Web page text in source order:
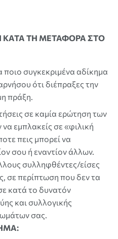
ΚΑΤΑ ΤΗ ΜΕΤΑΦΟΡΑ ΣΤΟ
ποιο συγκεκριμένα αδίκημα
ότι διέπραξες την
πράξη.
σε καμία ερώτηση των
εμπλακείς σε «φιλική
πεις μπορεί να
σου ή εναντίον άλλων.
συλληφθέντες/είσες
σε περίπτωση που δεν τα
κατά το δυνατόν
και συλλογικής
σας.